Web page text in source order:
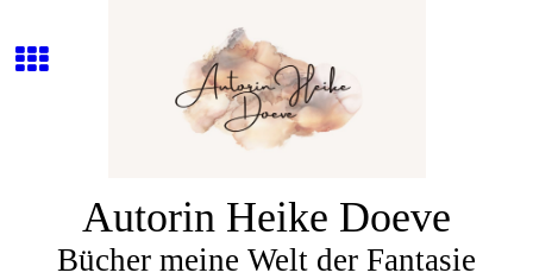
Autorin Heike Doeve
Bücher meine Welt der Fantasie